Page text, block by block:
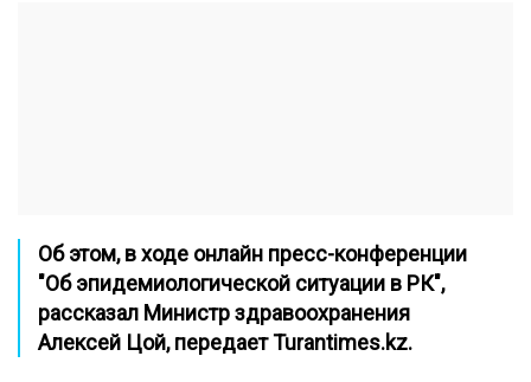
Об этом, в ходе онлайн пресс-конференции
"Об эпидемиологической ситуации в РК",
рассказал Министр здравоохранения
Алексей Цой, передаетTurantimes.kz.